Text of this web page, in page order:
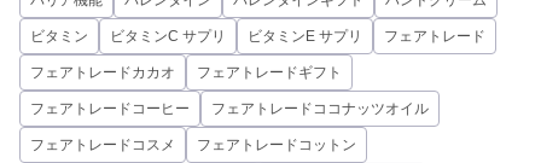
ビタミン ビタミンC サプリ ビタミンE サプリ フェアトレード
フェアトレードカカオ フェアトレードギフト
フェアトレードコーヒー フェアトレードココナッツオイル
フェアトレードコスメ フェアトレードコットン